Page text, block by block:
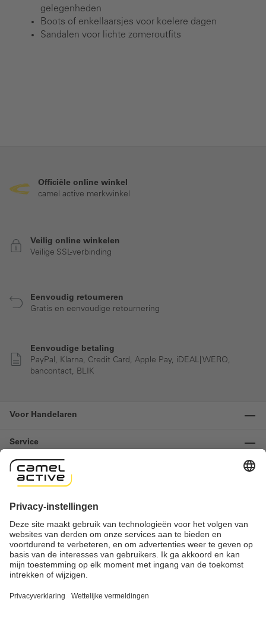
gelegenheden
Boots of enkellaarsjes voor koelere dagen
Sandalen voor lichte zomeroutfits
Officiële online winkel
camel active merkwinkel
Veilig online winkelen
Veilige SSL-verbinding
Eenvoudig retourneren
Gratis en eenvoudige retournering
Eenvoudige betaling
PayPal, Klarna, Credit Card, Apple Pay, iDEAL| WERO,
bancontact, BLIK
Voor Handelaren
Service
Informatie
Important links
Herroeping